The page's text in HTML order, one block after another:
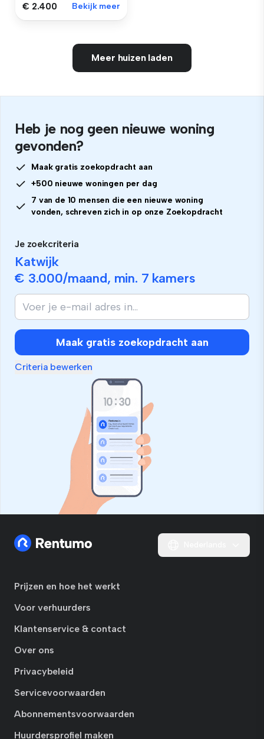
€ 2.400 Bekijk meer
Meer huizen laden
Heb je nog geen nieuwe woning
gevonden?
Maak gratis zoekopdracht aan
+500 nieuwe woningen per dag
7 van de 10 mensen die een nieuwe woning
vonden, schreven zich in op onze Zoekopdracht
Je zoekcriteria
Katwijk
€ 3.000/maand, min. 7 kamers
Maak gratis zoekopdracht aan
Criteria bewerken
Prijzen en hoe het werkt
Voor verhuurders
Klantenservice & contact
Over ons
Privacybeleid
Servicevoorwaarden
Abonnementsvoorwaarden
Huurdersprofiel maken